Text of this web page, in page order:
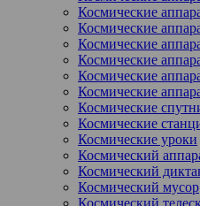
Космические
Космические
Космические
Космические
Космические
Космические
Космические
Космические
Космические уроки
Космический
Космический
Космический мусор
Космический